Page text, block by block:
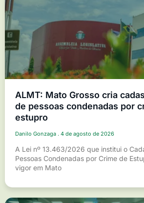
ALMT: Mato Grosso cria
de pessoas condenadas por
estupro
Danilo Gonzaga 4 de agosto de 2026
A Lei nº 13.463/2026 que institui o
Pessoas Condenadas por Crime de
vigor em Mato